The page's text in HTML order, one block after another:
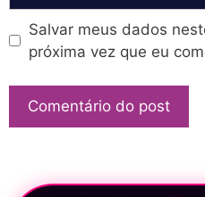
Salvar meus dados
próxima vez que eu